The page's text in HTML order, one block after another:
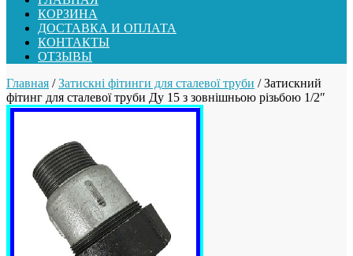
КОРЗИНА
ДОСТАВКА И ОПЛАТА
КОНТАКТЫ
ОТЗЫВЫ
Главная /Затискні фітинги для сталевої труби / Затискний
фітинг для сталевої труби Ду 15 з зовнішньою різьбою 1/2″